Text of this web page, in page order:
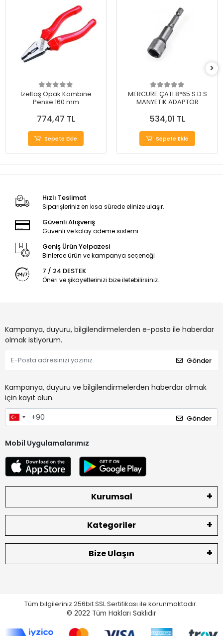
İzeltaş Opak Kombine
Pense 160 mm
774,47 TL
Sepete Ekle
MERCURE ÇATI 8*65 S.D.S
MANYETİK ADAPTÖR
534,01 TL
Sepete Ekle
Hızlı Teslimat
Siparişleriniz en kısa sürede elinize ulaşır.
Güvenli Alışveriş
Güvenli ve kolay ödeme sistemi
Geniş Ürün Yelpazesi
Binlerce ürün ve kampanya seçeneği
7 / 24 DESTEK
Öneri ve şikayetlerinizi bize iletebilirsiniz.
Kampanya, duyuru, bilgilendirmelerden e-posta ile haberdar
olmak istiyorum.
Gönder
Kampanya, duyuru ve bilgilendirmelerden haberdar olmak
için kayıt olun.
Gönder
Mobil Uygulamalarımız
Kurumsal
Kategoriler
Bize Ulaşın
Tüm bilgileriniz 256bit SSL Sertifikası ile korunmaktadır.
© 2022 Tüm Hakları Saklıdır